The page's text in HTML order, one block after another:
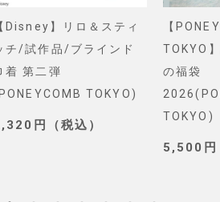
【Disney】リロ＆スティ
チ/試作品/ブラインド
着 第二弾
TOKYO)
円（税込）
【
TOKYO
の福袋
TOKYO)
5,500円